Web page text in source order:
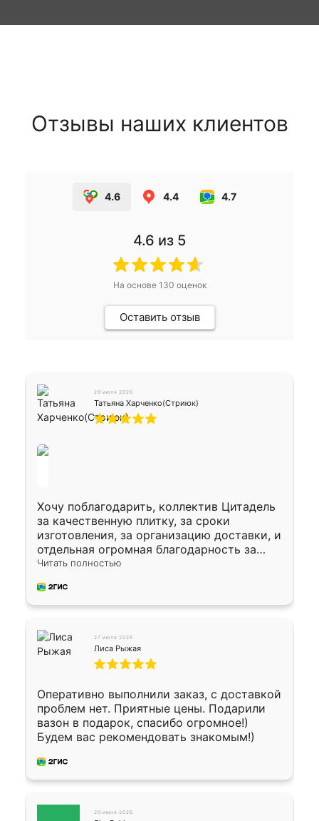
Отзывы наших клиентов
4.6 4.4 4.7
4.6 из 5
На основе 130 оценок
Оставить отзыв
29 июля 2026
Татьяна Харченко(Стриюк)
Хочу поблагодарить, коллектив Цитадель
за качественную плитку, за сроки
изготовления, за организацию доставки, и
отдельная огромная благодарность за
укладку плитки Оганесу, за два дня 70 кв,
Читать полностью
27 июля 2026
Лиса Рыжая
Оперативно выполнили заказ, с доставкой
проблем нет. Приятные цены. Подарили
вазон в подарок, спасибо огромное!)
Будем вас рекомендовать знакомым!)
20 июня 2026